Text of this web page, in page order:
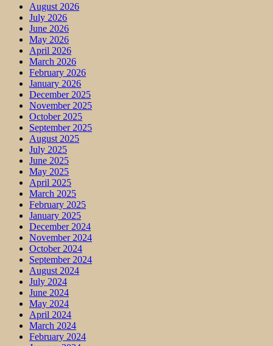
August 2026
July 2026
June 2026
May 2026
April 2026
March 2026
February 2026
January 2026
December 2025
November 2025
October 2025
September 2025
August 2025
July 2025
June 2025
May 2025
April 2025
March 2025
February 2025
January 2025
December 2024
November 2024
October 2024
September 2024
August 2024
July 2024
June 2024
May 2024
April 2024
March 2024
February 2024